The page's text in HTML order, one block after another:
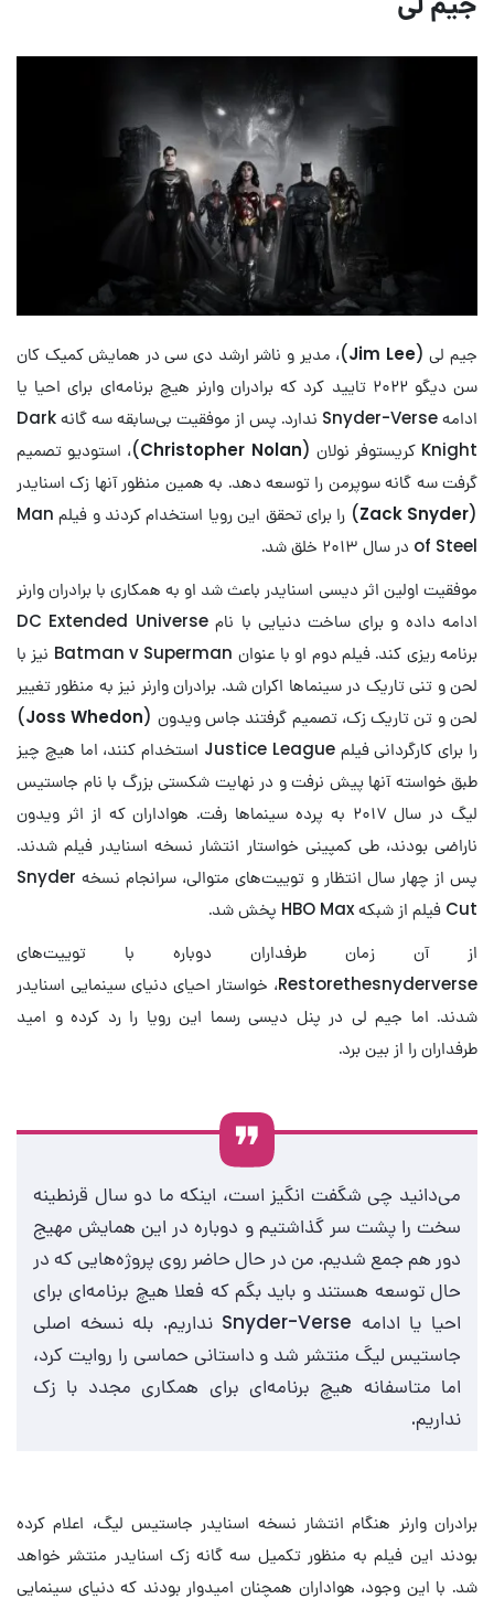
جیم لی (Jim Lee)، مدیر و ناشر ارشد دی سی در همایش کمیک کان
سن دیگو ۲۰۲۲ تایید کرد که برادران وارنر هیچ برنامه‌ای برای احیا یا
ادامه Snyder-Verse ندارد. پس از موفقیت بی‌سابقه سه گانه Dark
Knight کریستوفر نولان (
Christopher Nolan)، استودیو تصمیم
گرفت سه گانه سوپرمن را توسعه دهد. به همین منظور آنها زک اسنایدر
(
Zack Snyder
) را برای تحقق این رویا استخدام کردند و فیلم Man
of Steel در سال ۲۰۱۳ خلق شد.
موفقیت اولین اثر دیسی اسنایدر باعث شد او به همکاری با برادران وارنر
ادامه داده و برای ساخت دنیایی با نام DC Extended Universe
برنامه ریزی کند. فیلم دوم او با عنوان Batman v Superman نیز با
لحن و تنی تاریک در سینماها اکران شد. برادران وارنر نیز به منظور تغییر
لحن و تن تاریک زک، تصمیم گرفتند جاس ویدون (Joss Whedon
)
را برای کارگردانی فیلم Justice League استخدام کنند، اما هیچ چیز
طبق خواسته آنها پیش نرفت و در نهایت شکستی بزرگ با نام جاستیس
لیگ در سال ۲۰۱۷ به پرده سینماها رفت. هواداران که از اثر ویدون
ناراضی بودند، طی کمپینی خواستار انتشار نسخه اسنایدر فیلم شدند.
پس از چهار سال انتظار و توییت‌های متوالی، سرانجام نسخه Snyder
Cut فیلم از شبکه HBO Max پخش شد.
از آن زمان طرفداران دوباره با توییت‌های
Restorethesnyderverse، خواستار احیای دنیای سینمایی اسنایدر
شدند. اما جیم لی در پنل دیسی رسما این رویا را رد کرده و امید
طرفداران را از بین برد.
می‌دانید چی شگفت انگیز است، اینکه ما دو سال قرنطینه
سخت را پشت سر گذاشتیم و دوباره در این همایش مهیج
دور هم جمع شدیم. من در حال حاضر روی پروژه‌هایی که در
حال توسعه هستند و باید بگم که فعلا هیچ برنامه‌ای برای
احیا یا ادامه Snyder-Verse نداریم. بله نسخه اصلی
جاستیس لیگ منتشر شد و داستانی حماسی را روایت کرد،
اما متاسفانه هیچ برنامه‌ای برای همکاری مجدد با زک
نداریم.
برادران وارنر هنگام انتشار نسخه اسنایدر جاستیس لیگ، اعلام کرده
بودند این فیلم به منظور تکمیل سه گانه زک اسنایدر منتشر خواهد
شد. با این وجود، هواداران همچنان امیدوار بودند که دنیای سینمایی